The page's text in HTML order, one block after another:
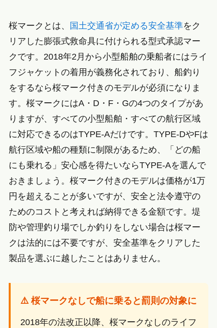
桜マークとは、 国土交通省が定める安全基準をク
リアした膨張式救命具に付けられる型式承認マー
クです。2018年2月から小型船舶の乗船者にはライ
フジャケットの着用が義務化されており、船釣り
をするなら桜マーク付きのモデルが必須になりま
す。桜マークにはA・D・F・Gの4つのタイプがあ
りますが、すべての小型船舶・すべての航行区域
に対応できるのはTYPE-Aだけです。TYPE-DやFは
航行区域や船の種類に制限があるため、「どの船
にも乗れる」安心感を得たいならTYPE-Aを選んで
おきましょう。桜マーク付きのモデルは価格が1万
円を超えることが多いですが、安全と法令遵守の
ためのコストと考えれば納得できる金額です。堤
防や管理釣り場でしか釣りをしない場合は桜マー
クは法的には不要ですが、安全基準をクリアした
製品を選ぶに越したことはありません。
⚠️ 桜マークなしで船に乗ると罰則の対象に
2018年の法改正以降、桜マークなしのライフ